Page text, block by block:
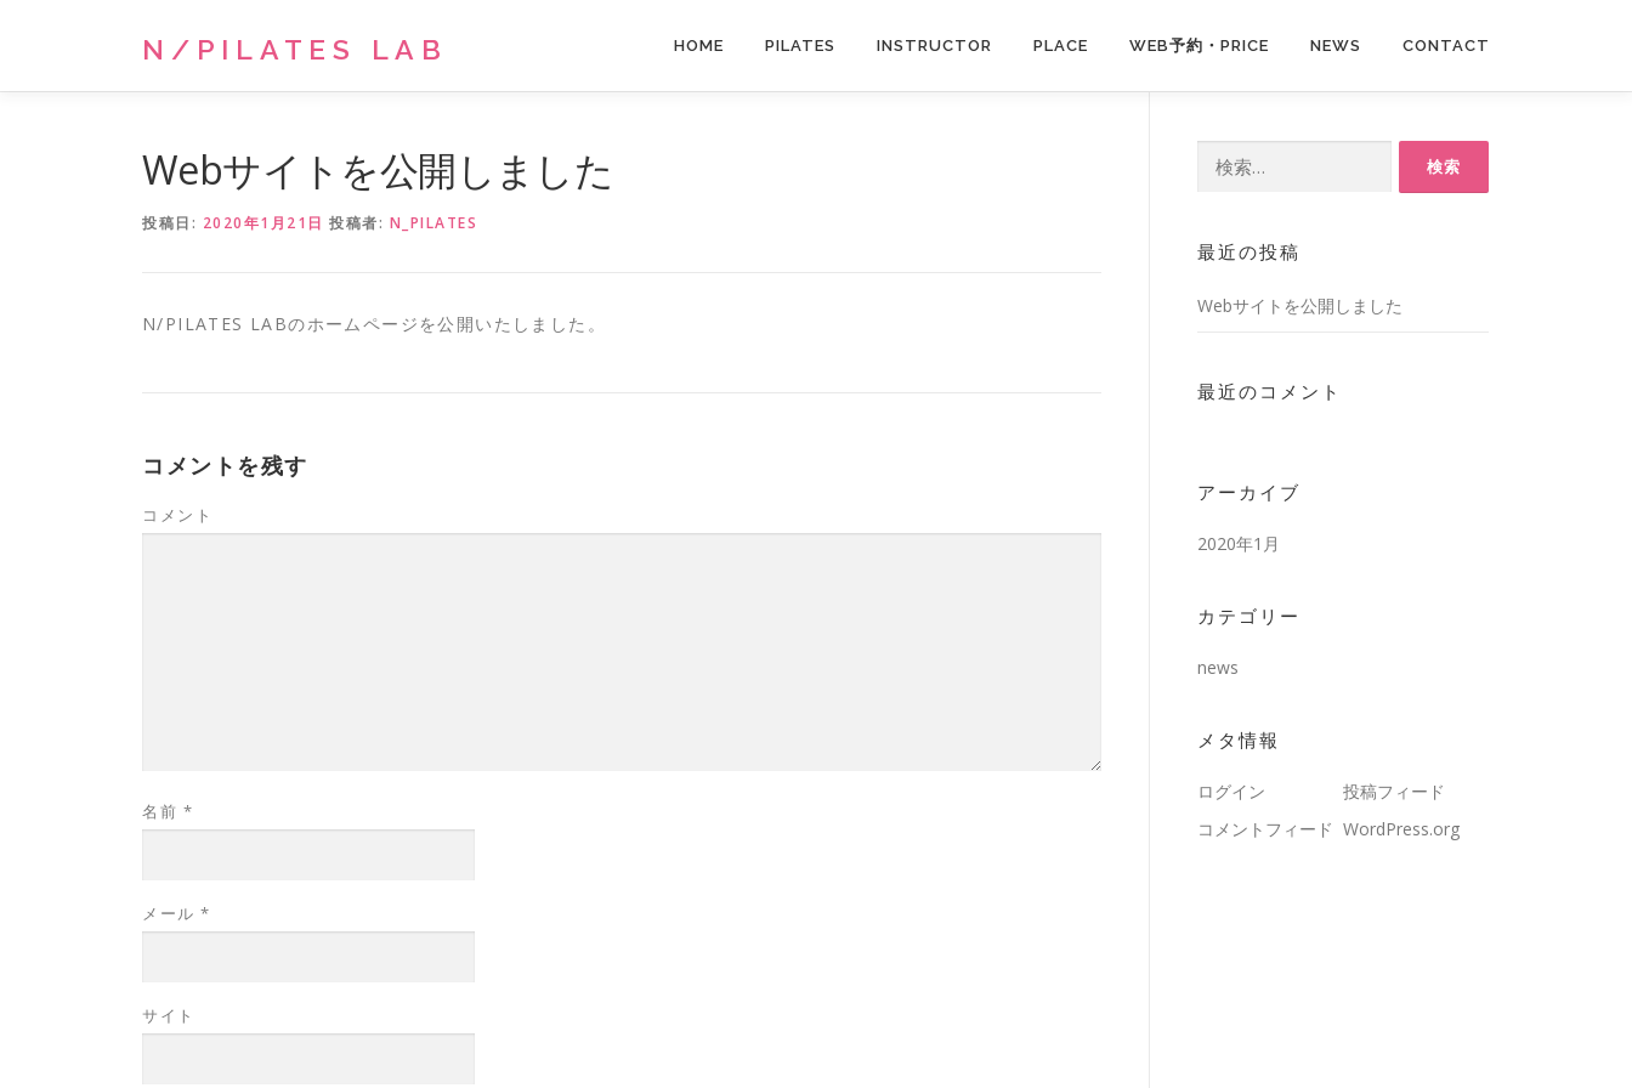
N/PILATES LAB HOME PILATES INSTRUCTOR PLACE WEB予約・PRICE NEWS CONTACT
Webサイトを公開しました
投稿日: 2020年1月21日 投稿者: N_PILATES
N/PILATES LABのホームページを公開いたしました。
コメントを残す
コメント
名前 *
メール *
サイト
検索:
最近の投稿
Webサイトを公開しました
最近のコメント
アーカイブ
2020年1月
カテゴリー
news
メタ情報
ログイン
投稿フィード
コメントフィード WordPress.org